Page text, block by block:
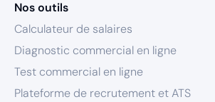
Nos outils
Calculateur de salaires
Diagnostic commercial en ligne
Test commercial en ligne
Plateforme de recrutement et ATS